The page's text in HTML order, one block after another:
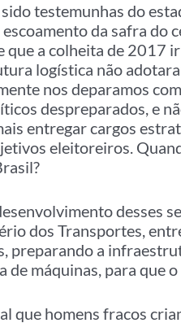
testemunhas do
da safra do
que a colheita de 2017
logística não
nos deparamos
despreparados, e
entregar cargos
eleitoreiros.
desses
dos Transportes,
preparando a
máquinas, para que
que homens fracos